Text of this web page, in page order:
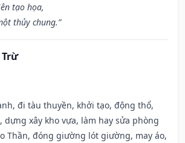
tạo họa,
thủy chung.”
đi tàu thuyền, khởi tạo, động thổ,
dựng xây kho vựa, làm hay sửa phòng
Thần, đóng giường lót giường, may áo,